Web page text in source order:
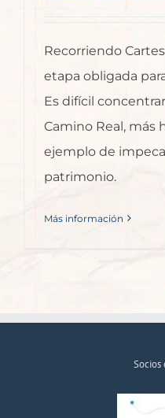
Recorriendo
etapa obligada
Es difícil
Camino Real, más
ejemplo de
patrimonio.
Más información
Socios